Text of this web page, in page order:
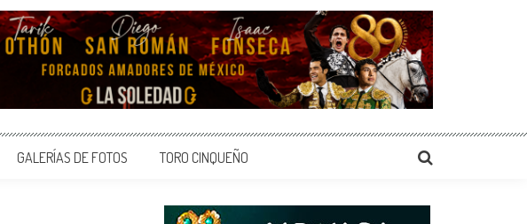
GALERÍAS DE FOTOS TORO CINQUEÑO